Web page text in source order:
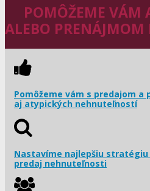
POMÔŽEME VÁM
ALEBO
Pomôžeme vám s predajom a
aj atypických nehnuteľností
Nastavíme najlepšiu stratégiu
predaj nehnuteľnosti